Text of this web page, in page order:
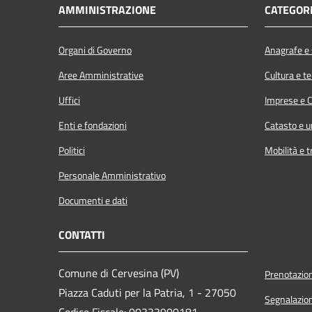
AMMINISTRAZIONE
Organi di Governo
Aree Amministrative
Uffici
Enti e fondazioni
Politici
Personale Amministrativo
Documenti e dati
Anagrafe
Cultura e
Imprese e
Catasto e
Mobilità e
CONTATTI
Comune di Cervesina (PV)
Piazza Caduti per la Patria, 1 - 27050